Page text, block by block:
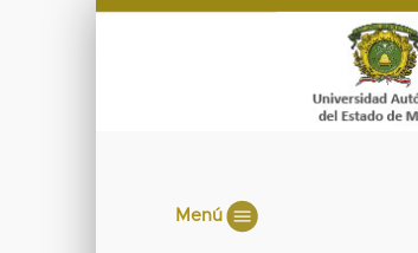
Menú